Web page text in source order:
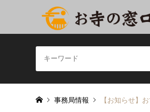
事務局情報 【お知らせ】